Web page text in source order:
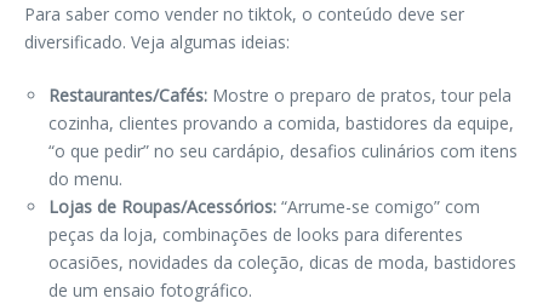
Para saber como vender no tiktok, o conteúdo deve ser
diversificado. Veja algumas ideias:
Restaurantes/Cafés: Mostre o preparo de pratos, tour pela
cozinha, clientes provando a comida, bastidores da equipe,
“o que pedir” no seu cardápio, desafios culinários com itens
do menu.
Lojas de Roupas/Acessórios: “Arrume-se comigo” com
peças da loja, combinações de looks para diferentes
ocasiões, novidades da coleção, dicas de moda, bastidores
de um ensaio fotográfico.